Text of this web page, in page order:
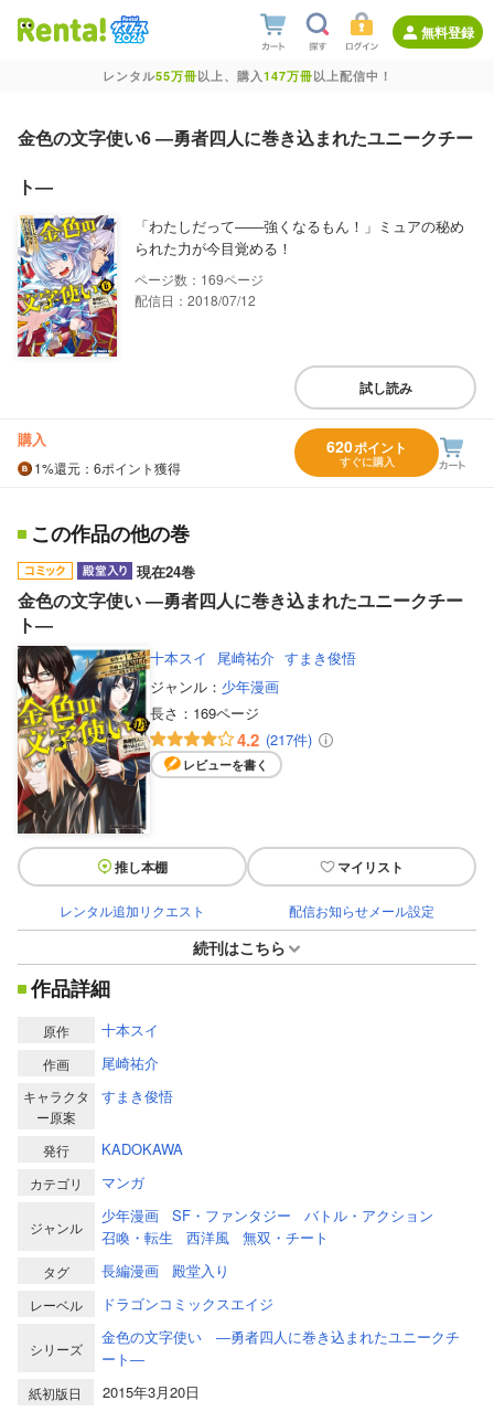
無料登録
レンタル55万冊以上、購入147万冊以上配信中！
金色の文字使い6 ―勇者四人に巻き込まれたユニークチー
ト―
「わたしだって――強くなるもん！」ミュアの秘め
られた力が今目覚める！
169
配信日：2018/07/12
試し読み
購入
1%還元 ：6ポイント獲得
620ポイント
すぐに購入
この作品の他の巻
現在24巻
金色の文字使い ―勇者四人に巻き込まれたユニークチー
ト―
十本スイ 尾崎祐介 すまき俊悟
ジャンル： 少年漫画
長さ： 169ページ
4.2 (217件)
レビューを書く
推し本棚 マイリスト
レンタル追加リクエスト 配信お知らせメール設定
続刊はこちら
作品詳細
原作 十本スイ
作画 尾崎祐介
キャラクタ
ー原案
すまき俊悟
発行 KADOKAWA
カテゴリ マンガ
ジャンル
少年漫画 SF・ファンタジー
バトル・アクション
召喚・転生
西洋風 無双・チート
タグ 長編漫画 殿堂入り
レーベル ドラゴンコミックスエイジ
シリーズ
金色の文字使い ―勇者四人に巻き込まれたユニークチ
ート―
紙初版日
2015年3月20日